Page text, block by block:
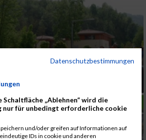
Sonntag findet der
bereits zum 8ten Mal statt
LAUFSPORT
Datenschutzbestimmungen
Schaltfläche „Ablehnen“ wird die
für unbedingt erforderliche cookie
und/oder greifen auf Informationen auf
IDs in cookie und anderen